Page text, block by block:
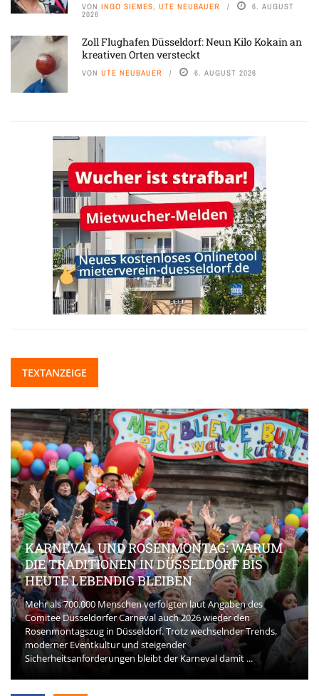
VON INGO SIEMES, UTE NEUBAUER 6. AUGUST
2026
Zoll Flughafen Düsseldorf: Neun Kilo Kokain an
kreativen Orten versteckt
VON UTE NEUBAUER 6. AUGUST 2026
TEXTANZEIGE
KARNEVAL UND ROSENMONTAG: WARUM
DIE TRADITIONEN IN DÜSSELDORF BIS
HEUTE LEBENDIG BLEIBEN
Mehr als 700.000 Menschen verfolgten laut Angaben des
Comitee Düsseldorfer Carneval auch 2026 wieder den
Rosenmontagszug in Düsseldorf. Trotz wechselnder Trends,
moderner Eventkultur und steigender
Sicherheitsanforderungen bleibt der Karneval damit ...